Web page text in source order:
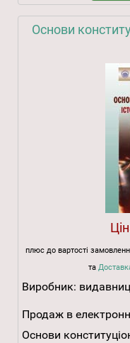
Основи
плюс до вартості
та
Виробник:
Продаж в
Основи